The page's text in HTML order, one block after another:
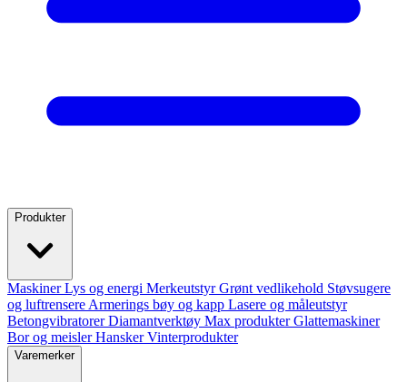
Produkter
MaskinerLys og energi MerkeutstyrGrønt vedlikehold Støvsugere
og luftrensere Armerings bøy og kapp Lasere og måleutstyr
BetongvibratorerDiamantverktøy Max produkterGlattemaskiner
Bor og meislerHanskerVinterprodukter
Varemerker